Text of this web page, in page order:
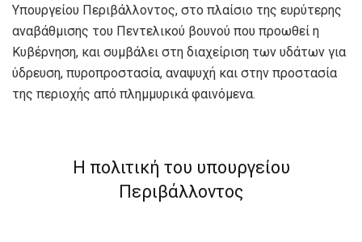
Υπουργείου Περιβάλλοντος, στο πλαίσιο της ευρύτερης
αναβάθμισης του Πεντελικού βουνού που προωθεί η
Κυβέρνηση, και συμβάλει στη διαχείριση των υδάτων για
ύδρευση, πυροπροστασία, αναψυχή και στην προστασία
της περιοχής από πλημμυρικά φαινόμενα.
Η πολιτική του υπουργείου
Περιβάλλοντος